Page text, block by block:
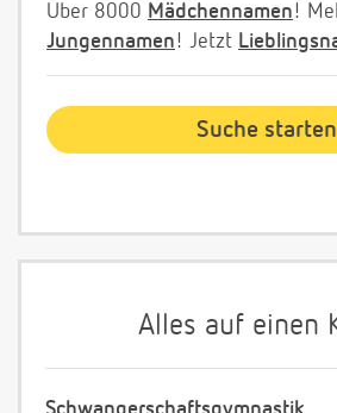
Über 8000 Mädchennamen!
Jungennamen! Jetzt
Alles auf einen